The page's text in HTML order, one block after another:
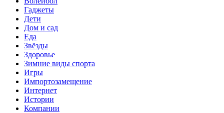
Гаджеты
Дети
Дом и сад
Еда
Звёзды
Здоровье
Зимние виды спорта
Игры
Импортозамещение
Интернет
Истории
Компании